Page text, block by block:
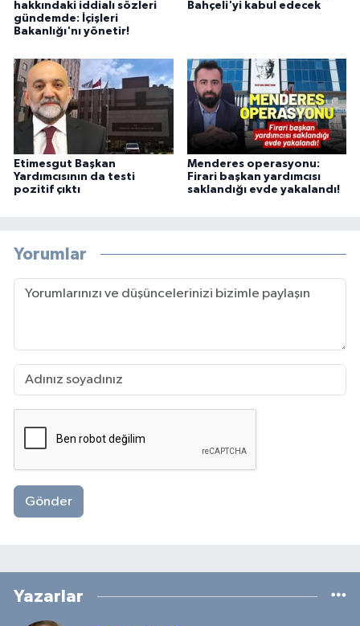
hakkındaki iddialı sözleri
gündemde: İçişleri
Bakanlığı'nı yönetir!
Bahçeli'yi kabul edecek
Etimesgut Başkan
Yardımcısının da testi
pozitif çıktı
Menderes operasyonu:
Firari başkan yardımcısı
saklandığı evde yakalandı!
Yorumlar
Gönder
Yazarlar